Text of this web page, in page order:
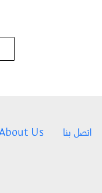
اتصل بنا About Us